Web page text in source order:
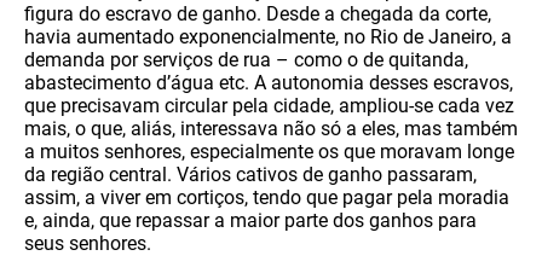
figura do escravo de ganho. Desde a chegada da corte,
havia aumentado exponencialmente, no Rio de Janeiro, a
demanda por serviços de rua – como o de quitanda,
abastecimento d’água etc. A autonomia desses escravos,
que precisavam circular pela cidade, ampliou-se cada vez
mais, o que, aliás, interessava não só a eles, mas também
a muitos senhores, especialmente os que moravam longe
da região central. Vários cativos de ganho passaram,
assim, a viver em cortiços, tendo que pagar pela moradia
e, ainda, que repassar a maior parte dos ganhos para
seus senhores.